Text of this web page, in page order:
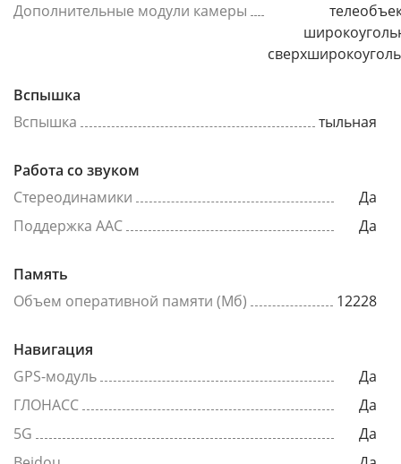
Дополнительные модули камеры
Вспышка
Вспышка
тыльная
Работа со звуком
Стереодинамики
Да
Поддержка AAC
Да
Память
Объем оперативной памяти (Мб)
12228
Навигация
GPS-модуль
Да
ГЛОНАСС
Да
5G
Да